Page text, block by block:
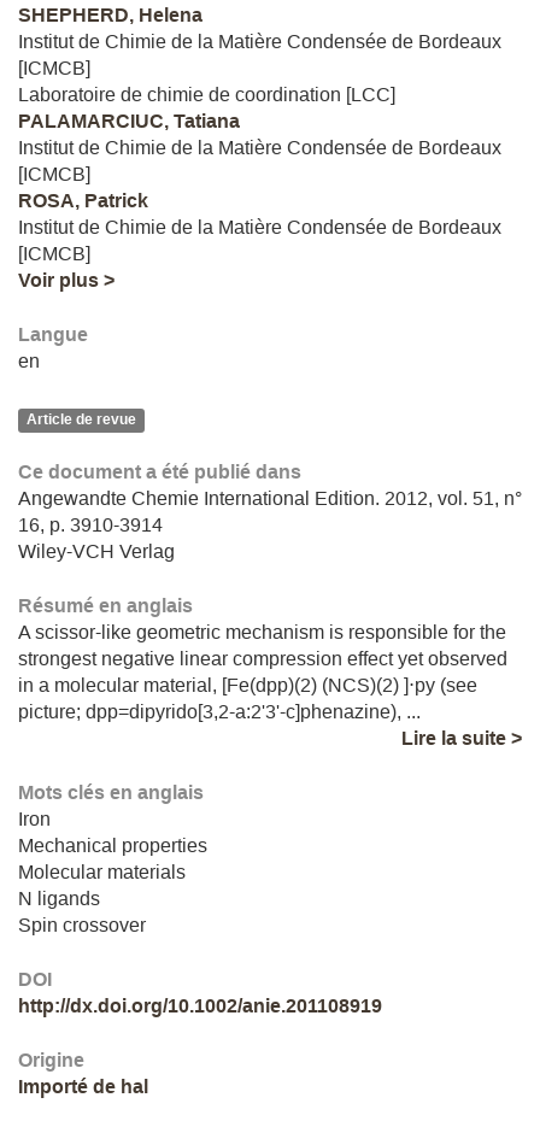
SHEPHERD, Helena
Institut de Chimie de la Matière Condensée de Bordeaux
[ICMCB]
Laboratoire de chimie de coordination [LCC]
PALAMARCIUC, Tatiana
Institut de Chimie de la Matière Condensée de Bordeaux
[ICMCB]
ROSA, Patrick
Institut de Chimie de la Matière Condensée de Bordeaux
[ICMCB]
Voir plus >
Langue
en
Article de revue
Ce document a été publié dans
Angewandte Chemie International Edition. 2012, vol. 51, n°
16, p. 3910-3914
Wiley-VCH Verlag
Résumé en anglais
A scissor-like geometric mechanism is responsible for the
strongest negative linear compression effect yet observed
in a molecular material, [Fe(dpp)(2) (NCS)(2) ]⋅py (see
picture; dpp=dipyrido[3,2-a:2'3'-c]phenazine), ...
Lire la suite >
Mots clés en anglais
Iron
Mechanical properties
Molecular materials
N ligands
Spin crossover
DOI
http://dx.doi.org/10.1002/anie.201108919
Origine
Importé de hal